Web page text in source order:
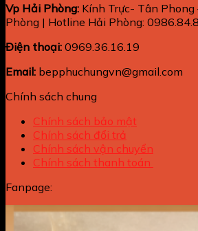
Vp Hải Phòng: Kính Trực- Tân Phong
Phòng | Hotline Hải Phòng:
Điện thoại: 0969.36.16.19
Email: bepphuchungvn@gmail.com
Chính sách chung
Chính sách bảo mật
Chính sách đổi trả
Chính sách vận chuyển
Chính sách thanh toán
Fanpage: